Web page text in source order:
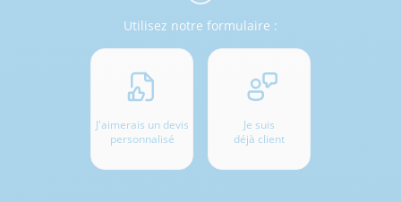
Utilisez notre formulaire :
J'aimerais un devis
personnalisé
Je suis
déjà client